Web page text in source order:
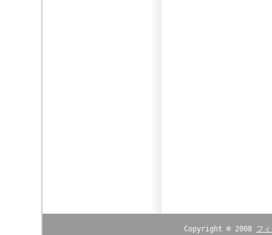
Copyright © 2008 フ